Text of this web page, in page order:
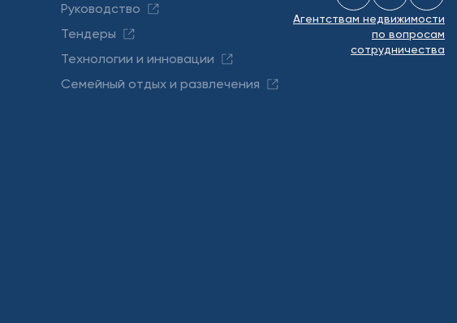
Руководство
Тендеры
Технологии и инновации
Семейный отдых и развлечения
Агентствам недвижимости
по вопросам
сотрудничества